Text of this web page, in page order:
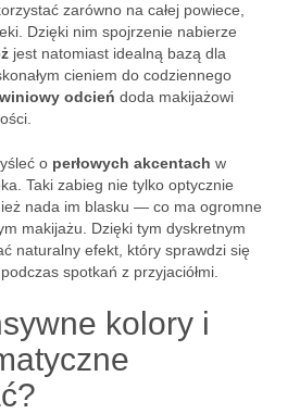
zarówno na całej powiece,
Dzięki nim spojrzenie nabierze
jest natomiast idealną bazą dla
cieniem do codziennego
odcień doda makijażowi
o perłowych akcentach w
Taki zabieg nie tylko optycznie
nada im blasku — co ma ogromne
makijażu. Dzięki tym dyskretnym
naturalny efekt, który sprawdzi się
spotkań z przyjaciółmi.
kolory i